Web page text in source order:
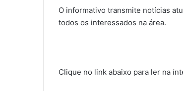
O informativo transmite notícias
todos os interessados na área.
Clique no link abaixo para ler na